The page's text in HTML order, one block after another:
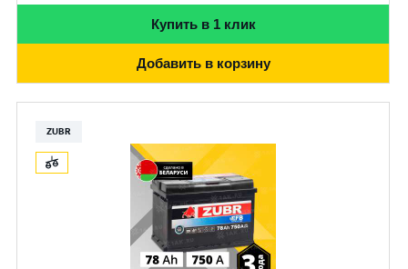
Купить в 1 клик
Добавить в корзину
ZUBR